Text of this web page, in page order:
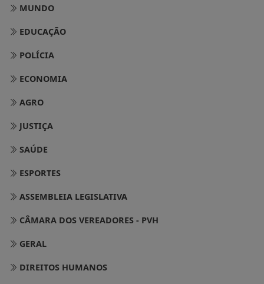
MUNDO
EDUCAÇÃO
POLÍCIA
ECONOMIA
AGRO
JUSTIÇA
SAÚDE
ESPORTES
ASSEMBLEIA LEGISLATIVA
CÂMARA DOS VEREADORES - PVH
GERAL
DIREITOS HUMANOS